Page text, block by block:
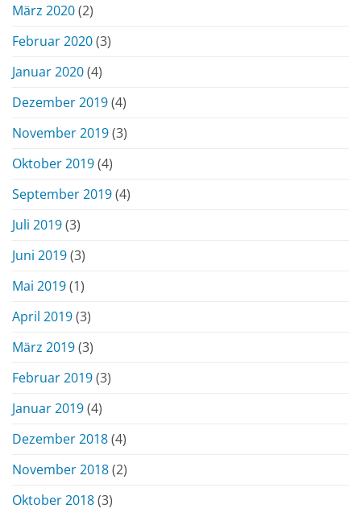
März 2020(2)
Februar 2020(3)
Januar 2020(4)
Dezember 2019(4)
November 2019(3)
Oktober 2019(4)
September 2019(4)
Juli 2019(3)
Juni 2019(3)
Mai 2019(1)
April 2019(3)
März 2019(3)
Februar 2019(3)
Januar 2019(4)
Dezember 2018(4)
November 2018(2)
Oktober 2018(3)